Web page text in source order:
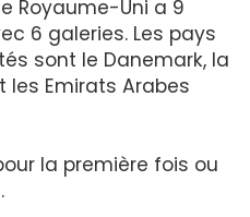
Royaume-Uni a 9
6 galeries. Les pays
sont le Danemark, la
les Emirats Arabes
la première fois ou